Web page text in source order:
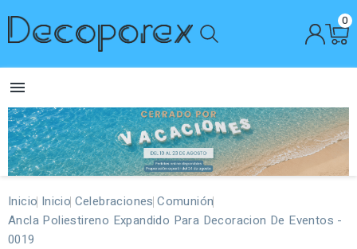
0

Inicio Inicio Celebraciones Comunión
Ancla Poliestireno Expandido Para Decoracion De Eventos -
0019